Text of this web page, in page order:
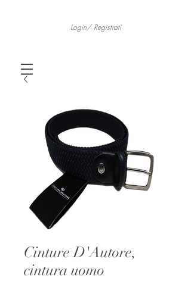
Login/ Registrati
Cinture D'Autore,
cintura uomo